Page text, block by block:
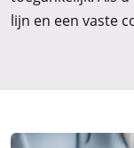
lijn en een vaste